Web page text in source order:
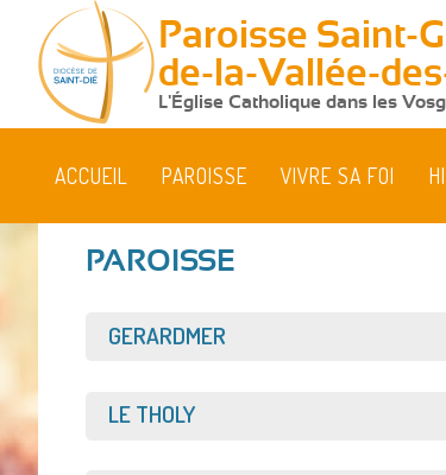
Paroisse Saint-
de-la-Vallée-
L'Église Catholique dans les
ACCUEIL PAROISSE VIVRE SA FOI
PAROISSE
Afficher
GERARDMER
Afficher
LE THOLY